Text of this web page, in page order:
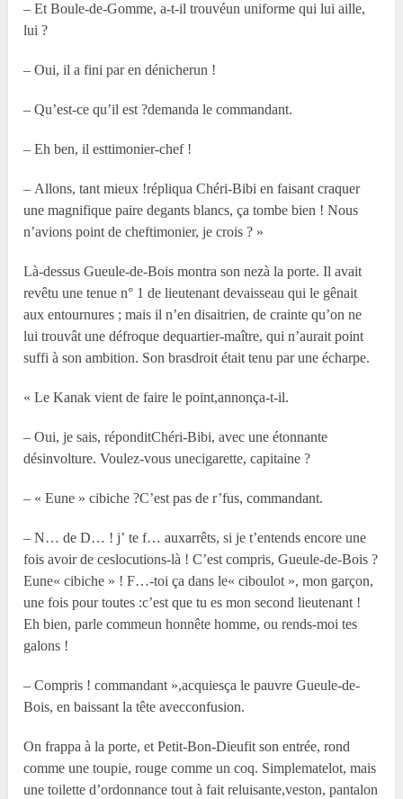
– Et Boule-de-Gomme, a-t-il trouvéun uniforme qui lui aille,
lui ?
– Oui, il a fini par en dénicherun !
– Qu’est-ce qu’il est ?demanda le commandant.
– Eh ben, il esttimonier-chef !
– Allons, tant mieux !répliqua Chéri-Bibi en faisant craquer
une magnifique paire degants blancs, ça tombe bien ! Nous
n’avions point de cheftimonier, je crois ? »
Là-dessus Gueule-de-Bois montra son nezà la porte. Il avait
revêtu une tenue n° 1 de lieutenant devaisseau qui le gênait
aux entournures ; mais il n’en disaitrien, de crainte qu’on ne
lui trouvât une défroque dequartier-maître, qui n’aurait point
suffi à son ambition. Son brasdroit était tenu par une écharpe.
« Le Kanak vient de faire le point,annonça-t-il.
– Oui, je sais, réponditChéri-Bibi, avec une étonnante
désinvolture. Voulez-vous unecigarette, capitaine ?
– « Eune » cibiche ?C’est pas de r’fus, commandant.
– N… de D… ! j’ te f… auxarrêts, si je t’entends encore une
fois avoir de ceslocutions-là ! C’est compris, Gueule-de-Bois ?
Eune« cibiche » ! F…-toi ça dans le« ciboulot », mon garçon,
une fois pour toutes :c’est que tu es mon second lieutenant !
Eh bien, parle commeun honnête homme, ou rends-moi tes
galons !
– Compris ! commandant »,acquiesça le pauvre Gueule-de-
Bois, en baissant la tête avecconfusion.
On frappa à la porte, et Petit-Bon-Dieufit son entrée, rond
comme une toupie, rouge comme un coq. Simplematelot, mais
une toilette d’ordonnance tout à fait reluisante,veston, pantalon